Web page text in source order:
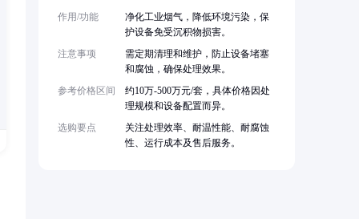
作用/功能
净化工业烟气，降低环境污染，保
护设备免受沉积物损害。
注意事项
需定期清理和维护，防止设备堵塞
和腐蚀，确保处理效果。
参考价格区间
约10万-500万元/套，具体价格因处
理规模和设备配置而异。
选购要点
关注处理效率、耐温性能、耐腐蚀
性、运行成本及售后服务。